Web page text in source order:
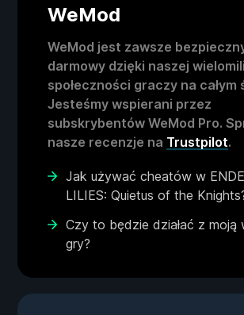
WeMod
WeMod jest zawsze
darmowy dzięki naszej
społeczności graczy na całym
Jesteśmy wspierani przez
subskrybentów WeMod Pro.
nasze recenzje na Trustpilot.
Jak używać cheatów w
LILIES: Quietus of the
Czy to będzie działać z moją
gry?